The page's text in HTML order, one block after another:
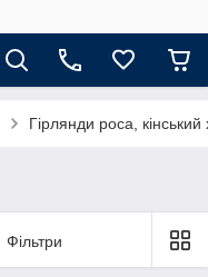
Гірлянди роса, кінський
Фільтри